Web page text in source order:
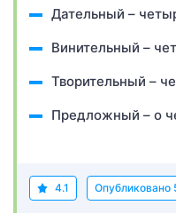
Дательный –
Винительный –
Творительный –
Предложный – о
4.1 Опубликовано